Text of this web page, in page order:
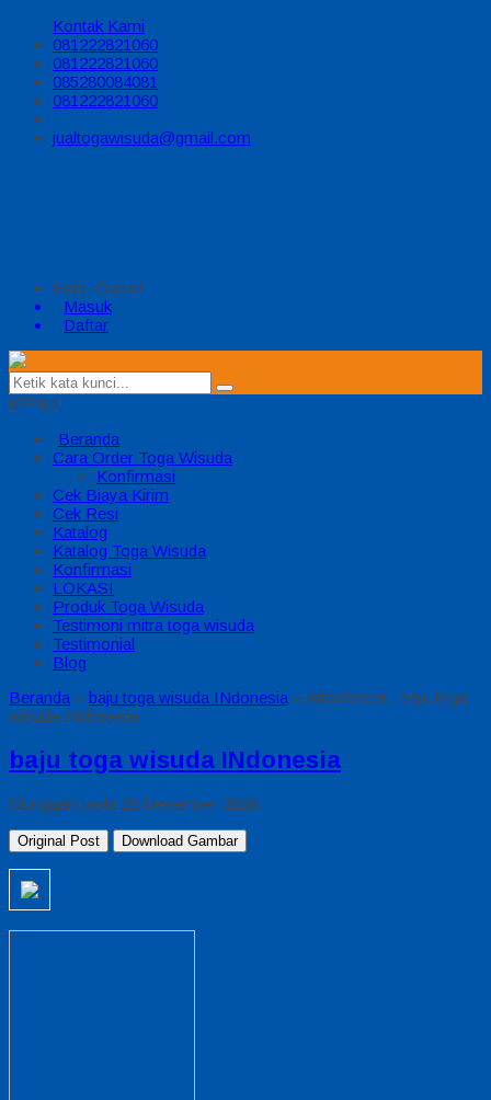
Kontak Kami
081222821060
081222821060
085280084081
081222821060
jualtogawisuda@gmail.com
Halo, Guest!
Masuk
Daftar
MENU
Beranda
Cara Order Toga Wisuda
Konfirmasi
Cek Biaya Kirim
Cek Resi
Katalog
Katalog Toga Wisuda
Konfirmasi
LOKASI
Produk Toga Wisuda
Testimoni mitra toga wisuda
Testimonial
Blog
Beranda » baju toga wisuda INdonesia » Attachment : baju toga
wisuda INdonesia
baju toga wisuda INdonesia
Diunggah pada 28 Desember 2020
Original Post Download Gambar